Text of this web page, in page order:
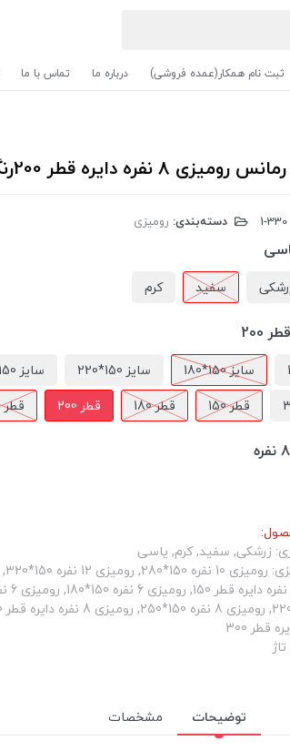
ثبت نام همکار(عمده فروشی) درباره ما تماس با ما
8 نفره دایره قطر 200رنگ یاسی
دسته‌بندی: رومیزی
سفید کرم
قطر 200
سایز 150*180 سایز 150*220 سایز 150*250
قطر 150 قطر 180 قطر 200 قطر 250
8 نفره
زرشکی, سفید, کرم, یاسی
قطر 300
توضیحات مشخصات